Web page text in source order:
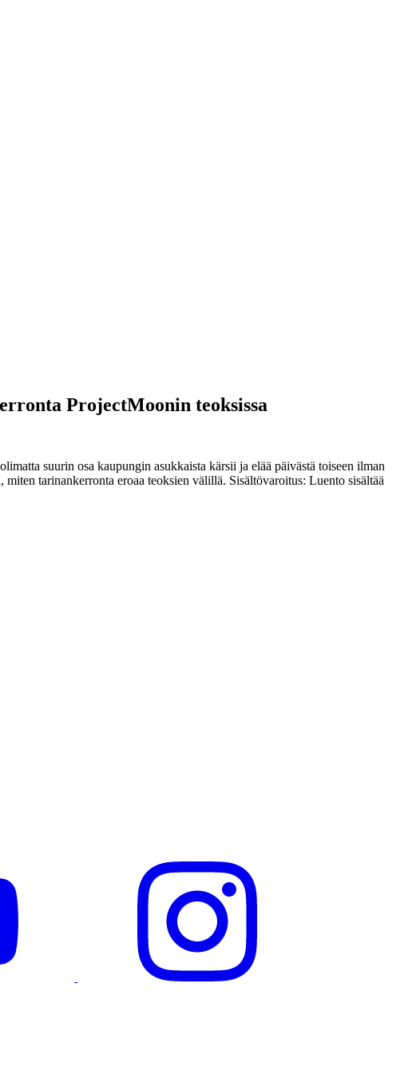
ProjectMoonin teoksissa
suurin osa kaupungin asukkaista kärsii ja elää päivästä toiseen ilman
tarinankerronta eroaa teoksien välillä. Sisältövaroitus: Luento sisältää